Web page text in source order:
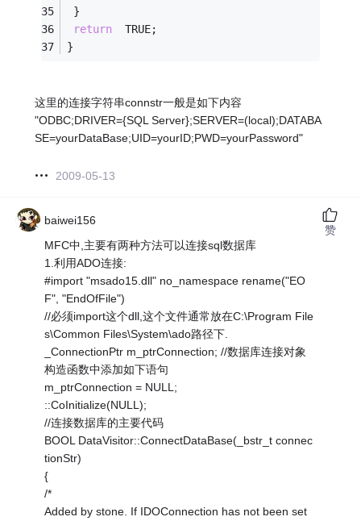
}
return
  TRUE;
}
这里的连接字符串connstr一般是如下内容
"ODBC;DRIVER={SQL Server};SERVER=(local);DATABA
SE=yourDataBase;UID=yourID;PWD=yourPassword"
2009-05-13
baiwei156
MFC中,主要有两种方法可以连接sql数据库
1.利用ADO连接:
#import "msado15.dll" no_namespace rename("EO
F", "EndOfFile")
//必须import这个dll,这个文件通常放在C:\Program File
s\Common Files\System\ado路径下.
_ConnectionPtr m_ptrConnection; //数据库连接对象
构造函数中添加如下语句
m_ptrConnection = NULL;
::CoInitialize(NULL);
//连接数据库的主要代码
BOOL DataVisitor::ConnectDataBase(_bstr_t connec
tionStr)
{
/*
Added by stone. If IDOConnection has not been set
赞